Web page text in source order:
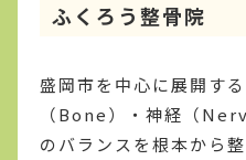
ふくろう整骨院
盛岡市を中心に展開す
（Bone）・神経（
のバランスを根本から